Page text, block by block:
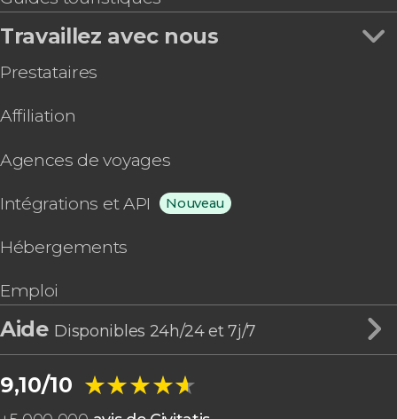
Travaillez avec nous
Prestataires
Affiliation
Agences de voyages
Intégrations et API Nouveau
Hébergements
Emploi
Aide Disponibles 24h/24 et 7j/7
9,10/10 ★★★★★
★★★★★